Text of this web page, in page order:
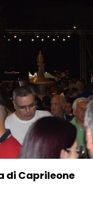
di Caprileone